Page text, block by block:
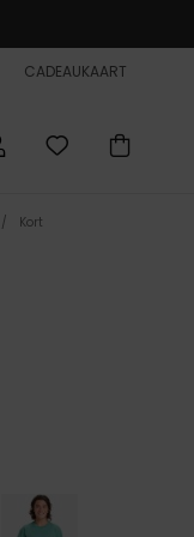
CADEAUKAART
Kort